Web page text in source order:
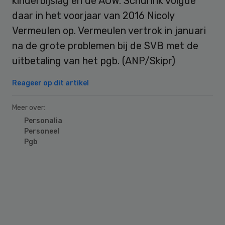
daar in het voorjaar van 2016 Nicoly
Vermeulen op. Vermeulen vertrok in januari
na de grote problemen bij de SVB met de
uitbetaling van het pgb. (ANP/Skipr)
Reageer op dit artikel
Meer over:
Personalia
Personeel
Pgb